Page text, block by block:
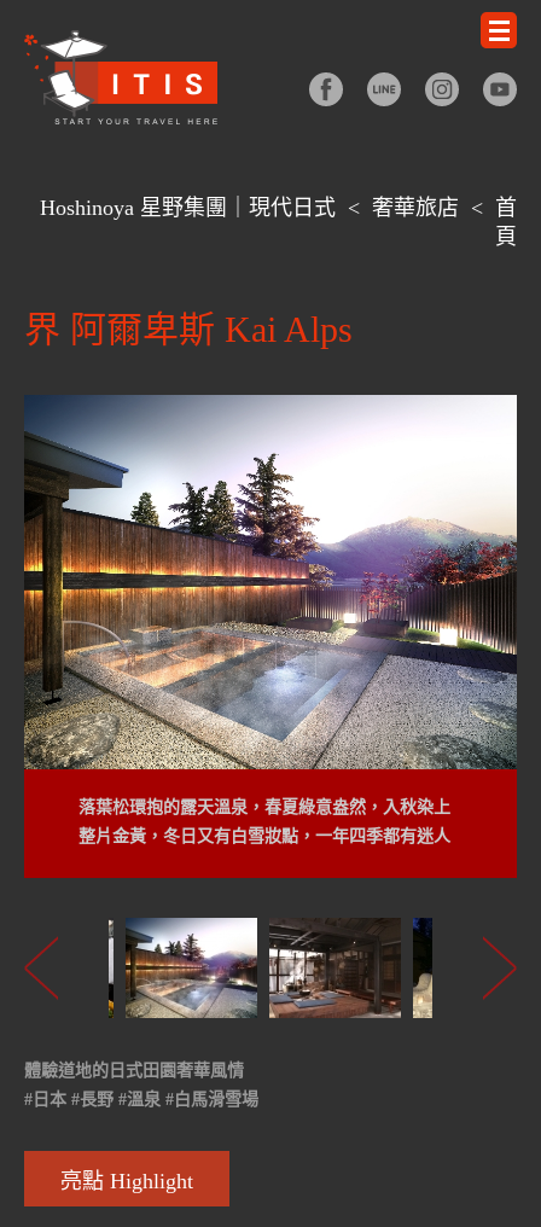
Hoshinoya 星野集團｜現代日式 < 奢華旅店 < 首
頁
界 阿爾卑斯 Kai Alps
落葉松環抱的露天溫泉，春夏綠意盎然，入秋染上
整片金黃，冬日又有白雪妝點，一年四季都有迷人
體驗道地的日式田園奢華風情
#日本 #長野 #溫泉 #白馬滑雪場
亮點 Highlight